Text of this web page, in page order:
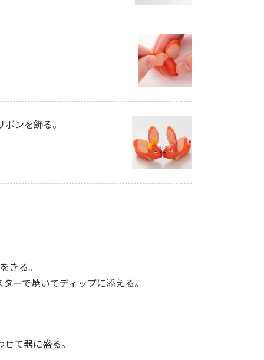
ンを飾る。
きる。
ーで焼いてディップに添える。
て器に盛る。